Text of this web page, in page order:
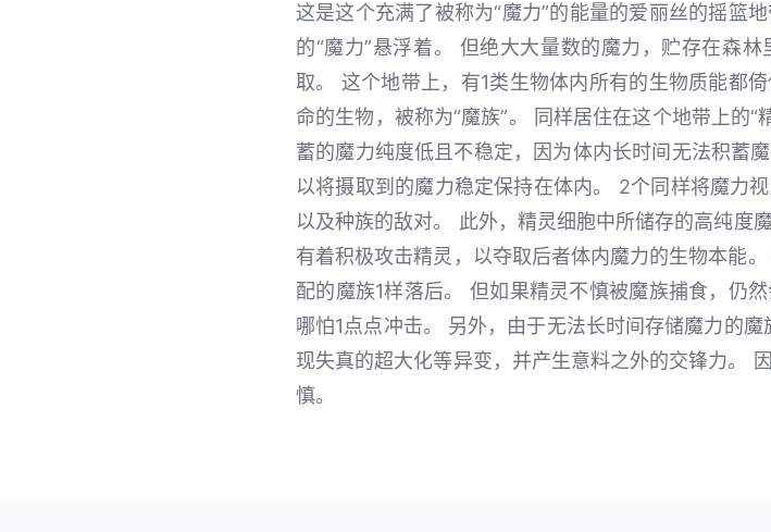
这是这个充满了被称为“魔力”的能量的爱丽丝的摇篮
的“魔力”悬浮着。 但绝大大量数的魔力，贮存在森
取。 这个地带上，有1类生物体内所有的生物质能都
命的生物，被称为“魔族”。 同样居住在这个地带上的
蓄的魔力纯度低且不稳定，因为体内长时间无法积蓄
以将摄取到的魔力稳定保持在体内。 2个同样将魔力
以及种族的敌对。 此外，精灵细胞中所储存的高纯度
有着积极攻击精灵，以夺取后者体内魔力的生物本能
配的魔族1样落后。 但如果精灵不慎被魔族捕食，仍
哪怕1点点冲击。 另外，由于无法长时间存储魔力的
现失真的超大化等异变，并产生意料之外的交锋力。
慎。